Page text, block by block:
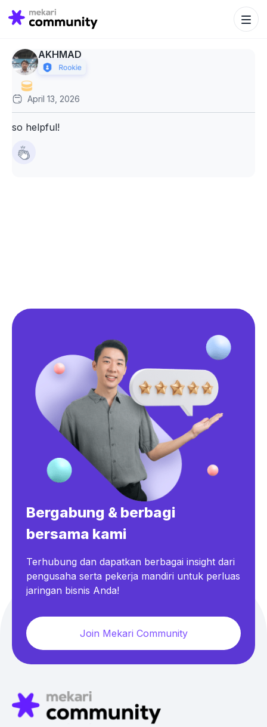
Search
for:
Search
AKHMAD
April 13, 2026
so helpful!
Bergabung & berbagi
bersama kami
Terhubung dan dapatkan berbagai insight dari
pengusaha serta pekerja mandiri untuk perluas
jaringan bisnis Anda!
Join Mekari Community